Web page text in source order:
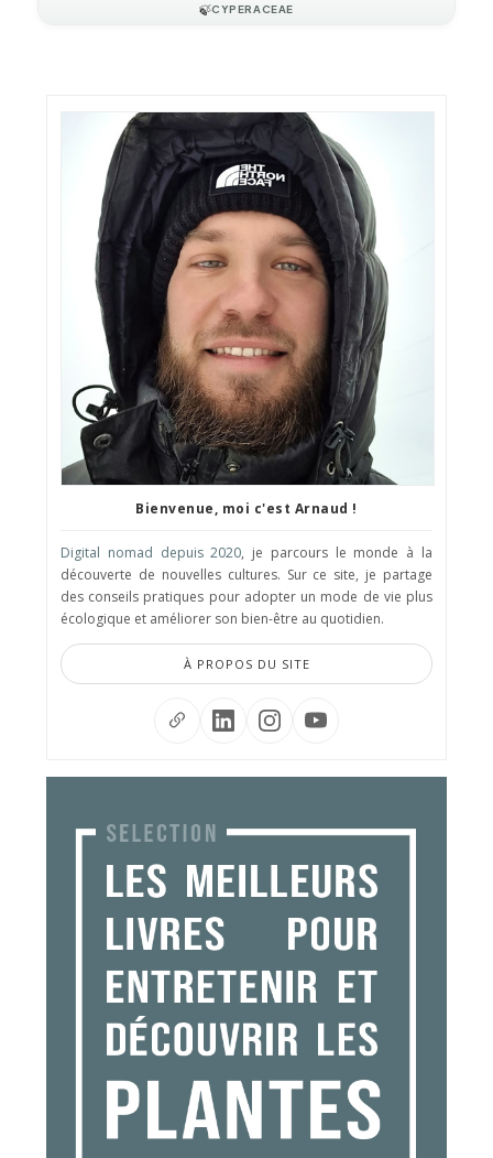
🍃CYPERACEAE
Bienvenue, moi c'est Arnaud !
Digital nomad depuis 2020, je parcours le monde à la
découverte de nouvelles cultures. Sur ce site, je partage
des conseils pratiques pour adopter un mode de vie plus
écologique et améliorer son bien-être au quotidien.
À PROPOS DU SITE